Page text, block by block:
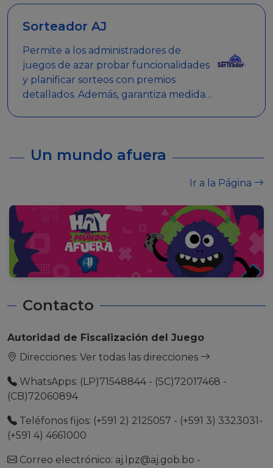
Sorteador AJ
Permite a los administradores de
juegos de azar probar funcionalidades
y planificar sorteos con premios
detallados. Además, garantiza medidas
Un mundo afuera
Ir a la Página
Contacto
Autoridad de Fiscalización del Juego
Direcciones: Ver todas las direcciones
WhatsApps: (LP)71548844 - (SC)72017468 -
(CB)72060894
Teléfonos fijos: (+591 2) 2125057 - (+591 3) 3323031-
(+591 4) 4661000
Correo electrónico: aj.lpz@aj.gob.bo -